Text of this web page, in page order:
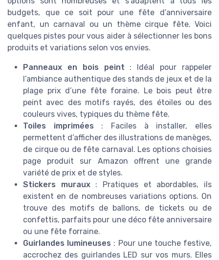
budgets, que ce soit pour une fête d’anniversaire
enfant, un carnaval ou un thème cirque fête. Voici
quelques pistes pour vous aider à sélectionner les bons
produits et variations selon vos envies.
Panneaux en bois peint : Idéal pour rappeler
l’ambiance authentique des stands de jeux et de la
plage prix d’une fête foraine. Le bois peut être
peint avec des motifs rayés, des étoiles ou des
couleurs vives, typiques du thème fête.
Toiles imprimées : Faciles à installer, elles
permettent d’afficher des illustrations de manèges,
de cirque ou de fête carnaval. Les options choisies
page produit sur Amazon offrent une grande
variété de prix et de styles.
Stickers muraux: Pratiques et abordables, ils
existent en de nombreuses variations options. On
trouve des motifs de ballons, de tickets ou de
confettis, parfaits pour une déco fête anniversaire
ou une fête forraine.
Guirlandes lumineuses : Pour une touche festive,
accrochez des guirlandes LED sur vos murs. Elles